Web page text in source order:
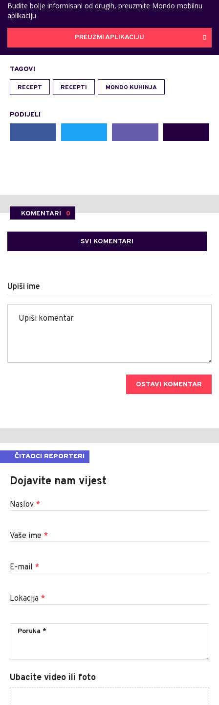
Budite bolje informisani od drugih, preuzmite Mondo mobilnu
aplikaciju
PREUZMI APLIKACIJU
TAGOVI
RECEPT RECEPTI MONDO KUHINJA
PODIJELI
KOMENTARI 0
SVI KOMENTARI
Upiši ime
OSTAVI KOMENTAR
ČITAOCI REPORTERI
Dojavite nam vijest
Naslov *
Vaše ime *
E-mail *
Lokacija *
Ubacite video ili foto